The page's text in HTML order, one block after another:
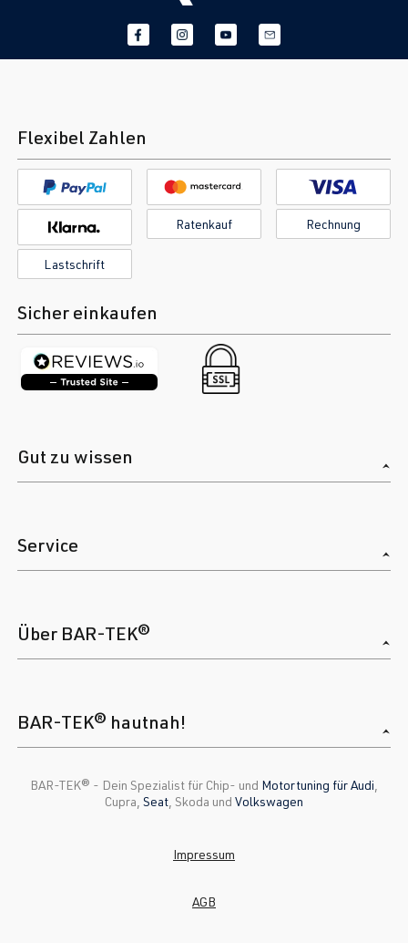
Flexibel Zahlen
Ratenkauf Rechnung
Lastschrift
Sicher einkaufen
Gut zu wissen
Service
Über BAR-TEK®
BAR-TEK® hautnah!
BAR-TEK®️ - Dein Spezialist für Chip- und Motortuning für Audi
Cupra, Seat , Skoda und Volkswagen
Impressum
AGB